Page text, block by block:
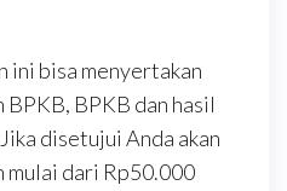
ini bisa menyertakan
BPKB dan hasil
disetujui Anda akan
mulai dari Rp50.000